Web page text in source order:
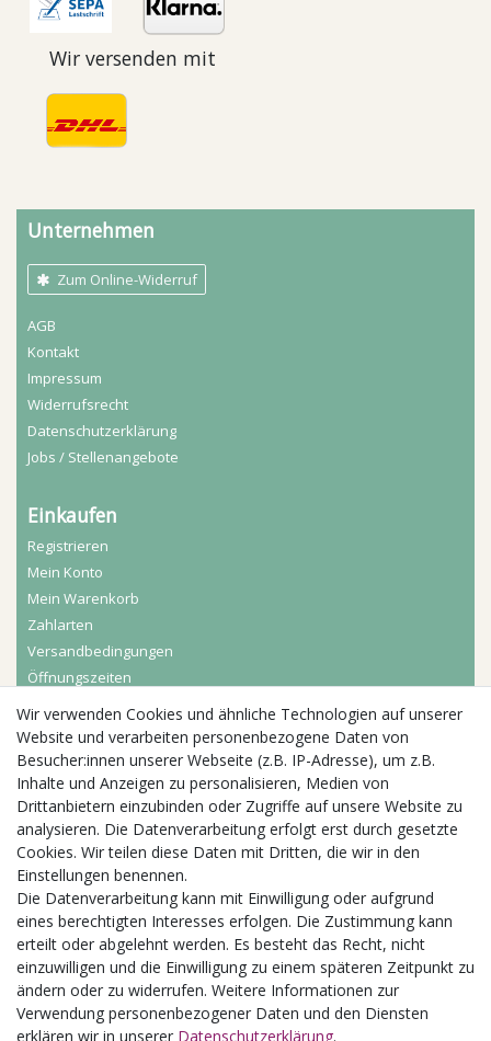
Wir versenden mit
Unternehmen
Zum Online-Widerruf
AGB
Kontakt
Impressum
Widerrufs­recht
Daten­schutz­erklärung
Jobs / Stellenangebote
Einkaufen
Registrieren
Mein Konto
Mein Warenkorb
Zahlarten
Versandbedingungen
Öffnungszeiten
Aktuelles
Busgruppen
Kindergeburtstage
Kindergartenausflug
Schulklassenausflug
Zwillingsrabatt
Wir verwenden Cookies und ähnliche Technologien auf unserer
Website und verarbeiten personenbezogene Daten von
Besucher:innen unserer Webseite (z.B. IP-Adresse), um z.B.
Inhalte und Anzeigen zu personalisieren, Medien von
Drittanbietern einzubinden oder Zugriffe auf unsere Website zu
analysieren. Die Datenverarbeitung erfolgt erst durch gesetzte
Cookies. Wir teilen diese Daten mit Dritten, die wir in den
Einstellungen benennen.
Die Datenverarbeitung kann mit Einwilligung oder aufgrund
eines berechtigten Interesses erfolgen. Die Zustimmung kann
erteilt oder abgelehnt werden. Es besteht das Recht, nicht
einzuwilligen und die Einwilligung zu einem späteren Zeitpunkt zu
ändern oder zu widerrufen. Weitere Informationen zur
Verwendung personenbezogener Daten und den Diensten
erklären wir in unserer Daten­schutz­erklärung.